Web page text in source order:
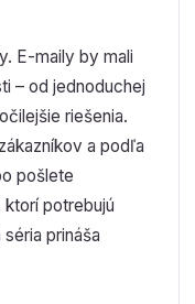
E-maily by mali
– od jednoduchej
riešenia.
a podľa
pošlete
potrebujú
prináša